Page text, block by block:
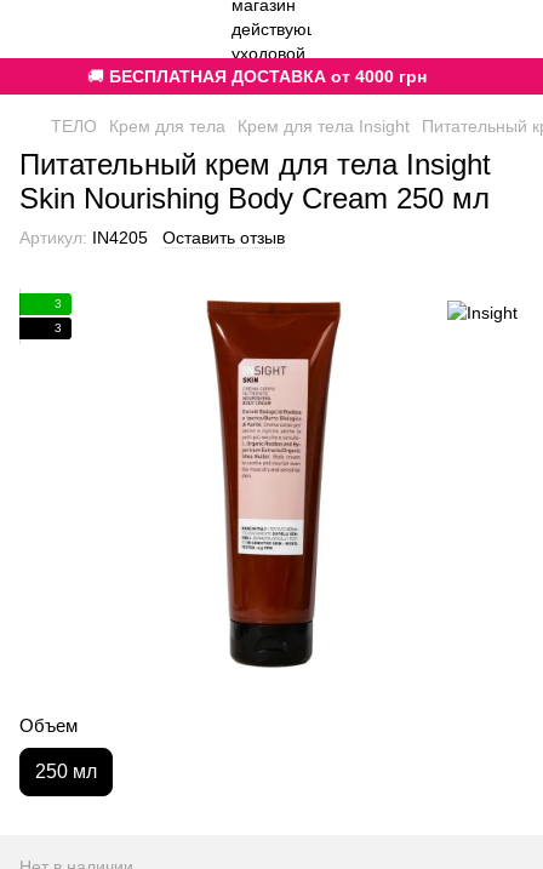
🚚 БЕСПЛАТНАЯ ДОСТАВКА от 4000 грн
ТЕЛО Крем для тела Крем для тела Insight Питательный
Питательный крем для тела Insight
Skin Nourishing Body Cream 250 мл
Артикул: IN4205 Оставить отзыв
3
3
Объем
250 мл